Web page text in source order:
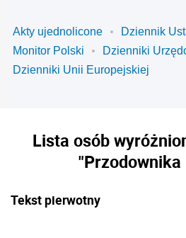
Akty ujednolicone
Dziennik
Monitor Polski
Dzienniki
Dzienniki Unii Europejskiej
Lista osób
"Przodownika
Tekst pierwotny